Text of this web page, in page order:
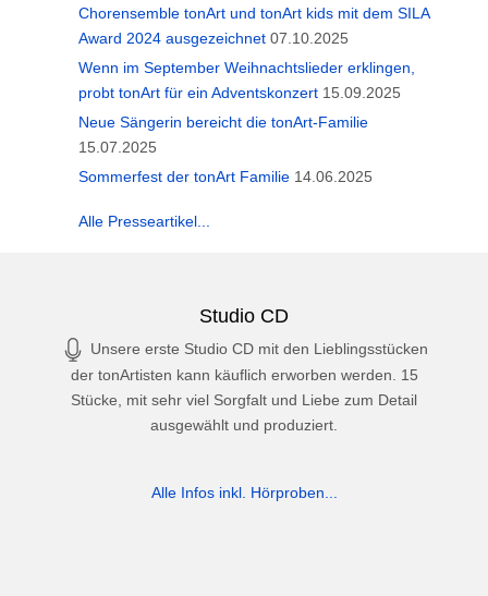
Chorensemble tonArt und tonArt kids mit dem SILA
Award 2024 ausgezeichnet 07.10.2025
Wenn im September Weihnachtslieder erklingen,
probt tonArt für ein Adventskonzert 15.09.2025
Neue Sängerin bereicht die tonArt-Familie
15.07.2025
Sommerfest der tonArt Familie 14.06.2025
Alle Presseartikel...
Studio CD
Unsere erste Studio CD mit den Lieblingsstücken
der tonArtisten kann käuflich erworben werden. 15
Stücke, mit sehr viel Sorgfalt und Liebe zum Detail
ausgewählt und produziert.
Alle Infos inkl. Hörproben...